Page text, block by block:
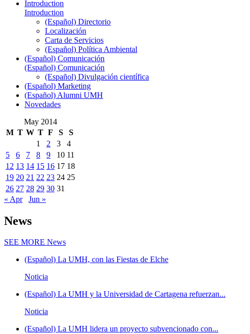
Introduction
Introduction
(Español) Directorio
Localización
Carta de Servicios
(Español) Política Ambiental
(Español) Comunicación
(Español) Comunicación
(Español) Divulgación científica
(Español) Marketing
(Español) Alumni UMH
Novedades
May 2014
M T W T F S
S
1
2 3
4
5
6 7 8 9 10 11
12 13 14 15 16 17 18
19 20 21 22 23 24 25
26 27 28 29 30 31
« Apr
Jun »
News
SEE MORE News
(Español) La UMH, con las Fiestas de Elche
Noticia
(Español) La UMH y la Universidad de Cartagena refuerzan...
Noticia
(Español) La UMH lidera un proyecto subvencionado con...